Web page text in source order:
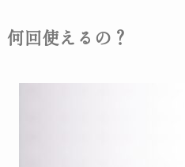
何回使えるの？